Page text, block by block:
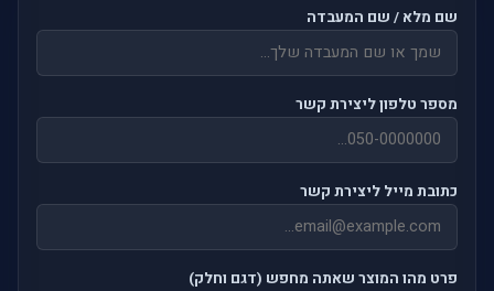
שם מלא / שם המעבדה
מספר טלפון ליצירת קשר
כתובת מייל ליצירת קשר
פרט מהו המוצר שאתה מחפש (דגם וחלק)